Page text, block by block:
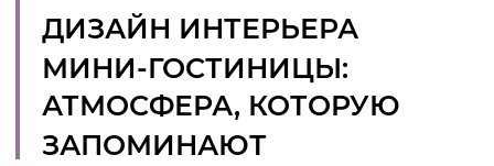
ЭКОНОМИКА
требует учета инженерных систем,
Строительство мини-отеля
Красивая идея не будет работать без
прочного фундамента.